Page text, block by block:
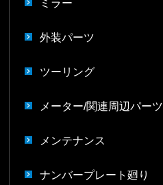
ミラー
外装パーツ
ツーリング
メーター/関連周辺パーツ
メンテナンス
ナンバープレート廻り